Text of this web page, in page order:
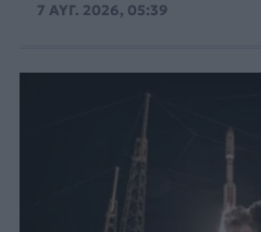
7 ΑΥΓ. 2026, 05:39